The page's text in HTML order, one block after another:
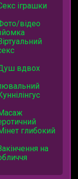
іграшки
відео
вдвох
глибокий
на